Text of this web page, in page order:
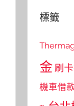
標籤
金 刷
機車借